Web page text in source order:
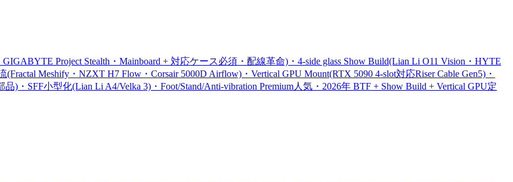
Project Stealth・Mainboard + 対応ケース必須・配線革命)・4-side glass Show Build(Lian Li O11 Vision・HYTE
Meshify・NZXT H7 Flow・Corsair 5000D Airflow)・Vertical GPU Mount(RTX 5090 4-slot対応Riser Cable Gen5)・
)・SFF小型化(Lian Li A4/Velka 3)・Foot/Stand/Anti-vibration Premium人気・2026年 BTF + Show Build + Vertical GPU定